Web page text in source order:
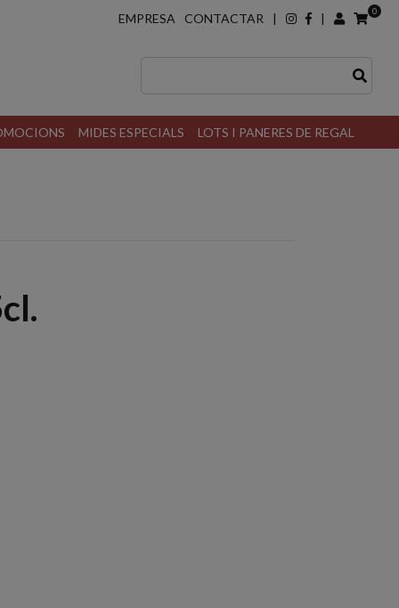
EMPRESA CONTACTAR | | 0
MIDES ESPECIALS LOTS I PANERES DE REGAL